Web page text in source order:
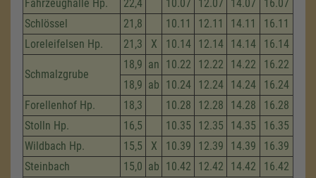
Fahrzeug­halle Hp.
22,4 10.07 12.07 14.07
16.07
Schlössel
21,8 10.11 12.11 14.11
16.11
Loreleifelsen Hp.
21,3 X 10.14 12.14 14.14 16.14
Schmalzgrube
18,9 an 10.22 12.22 14.22
16.22
18,9 ab 10.24 12.24 14.24
16.24
Forellenhof Hp.
18,3 10.28 12.28 14.28
16.28
Stolln Hp.
16,5 10.35 12.35 14.35
16.35
Wildbach Hp.
15,5 X 10.39 12.39 14.39
16.39
Steinbach
15,0 ab 10.42 12.42 14.42
16.42